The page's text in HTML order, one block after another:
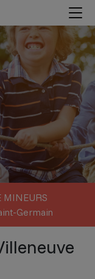
MINEURS
Germain